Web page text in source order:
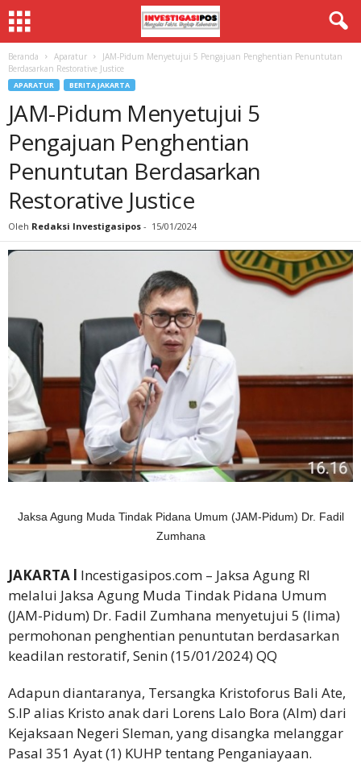
Beranda Aparatur
JAM-Pidum Menyetujui 5 Pengajuan Penghentian Penuntutan
Berdasarkan Restorative Justice
APARATUR BERITA JAKARTA
JAM-Pidum Menyetujui 5
Pengajuan Penghentian
Penuntutan Berdasarkan
Restorative Justice
Oleh Redaksi Investigasipos - 15/01/2024
Jaksa Agung Muda Tindak Pidana Umum (JAM-Pidum) Dr. Fadil
Zumhana
JAKARTA l Incestigasipos.com – Jaksa Agung RI
melalui Jaksa Agung Muda Tindak Pidana Umum
(JAM-Pidum) Dr. Fadil Zumhana menyetujui 5 (lima)
permohonan penghentian penuntutan berdasarkan
keadilan restoratif, Senin (15/01/2024) QQ
Adapun diantaranya, Tersangka Kristoforus Bali Ate,
S.IP alias Kristo anak dari Lorens Lalo Bora (Alm) dari
Kejaksaan Negeri Sleman, yang disangka melanggar
Pasal 351 Ayat (1) KUHP tentang Penganiayaan.